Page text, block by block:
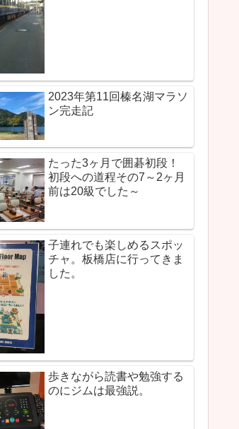
2023年第11回榛名湖マラソ
ン完走記
たった3ヶ月で囲碁初段！
初段への道程その7～2ヶ月
前は20級でした～
子連れでも楽しめるスポッ
チャ。板橋店に行ってきま
した。
歩きながら読書や勉強する
のにジムは最強説。